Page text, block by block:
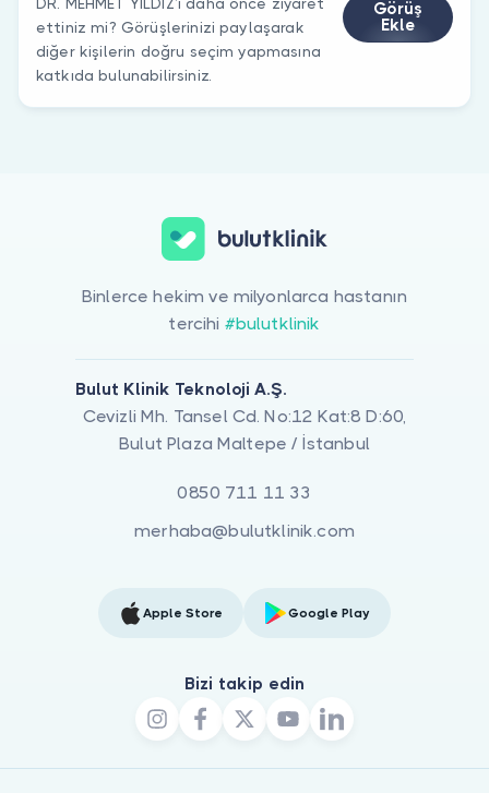
ettiniz mi? Görüşlerinizi paylaşarak
diğer kişilerin doğru seçim yapmasına
katkıda bulunabilirsiniz.
Görüş
Ekle
Binlerce hekim ve milyonlarca hastanın
tercihi #bulutklinik
Bulut Klinik Teknoloji A.Ş.
Cevizli Mh. Tansel Cd. No:12 Kat:8 D:60,
Bulut Plaza Maltepe / İstanbul
0850 711 11 33
merhaba@bulutklinik.com
Apple Store Google Play
Bizi takip edin